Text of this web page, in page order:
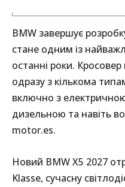
BMW завершує
стане одним із
останні роки.
одразу з кількома
включно з
дизельною та навіть
motor.es.
Новий BMW X5 2027
Klasse, сучасну